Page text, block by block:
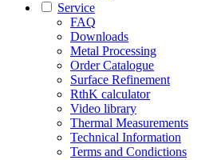
Service
FAQ
Downloads
Metal Processing
Order Catalogue
Surface Refinement
RthK calculator
Video library
Thermal Measurements
Technical Information
Terms and Condictions